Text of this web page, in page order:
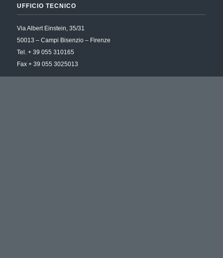
UFFICIO TECNICO
Via Albert Einstein, 35/31
50013 – Campi Bisenzio – Firenze
Tel. + 39 055 310165
Fax + 39 055 3025013